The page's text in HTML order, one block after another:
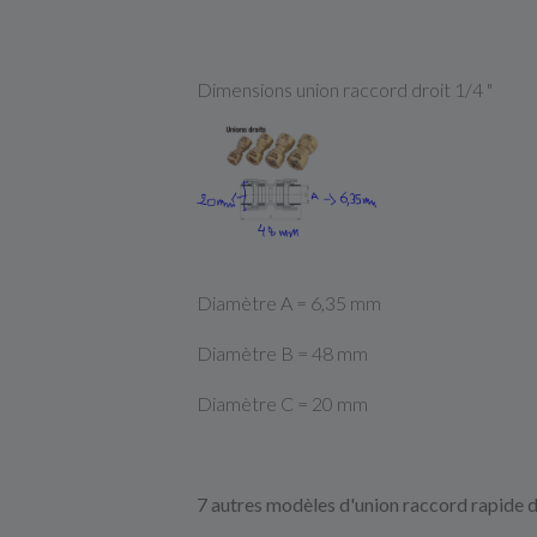
Dimensions union raccord droit 1/4 "
Diamètre A = 6,35 mm
Diamètre B = 48 mm
Diamètre C = 20 mm
7 autres modèles d'union raccord rapide